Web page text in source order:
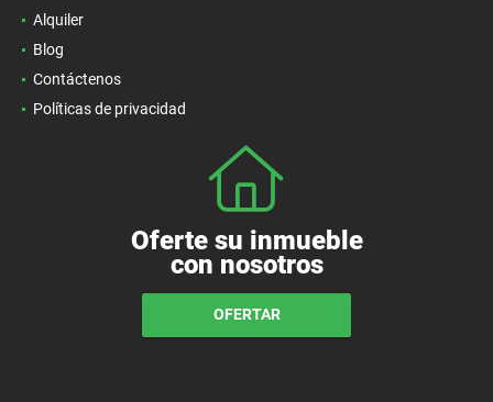
Alquiler
Blog
Contáctenos
Políticas de privacidad
Oferte su inmueble
con nosotros
OFERTAR